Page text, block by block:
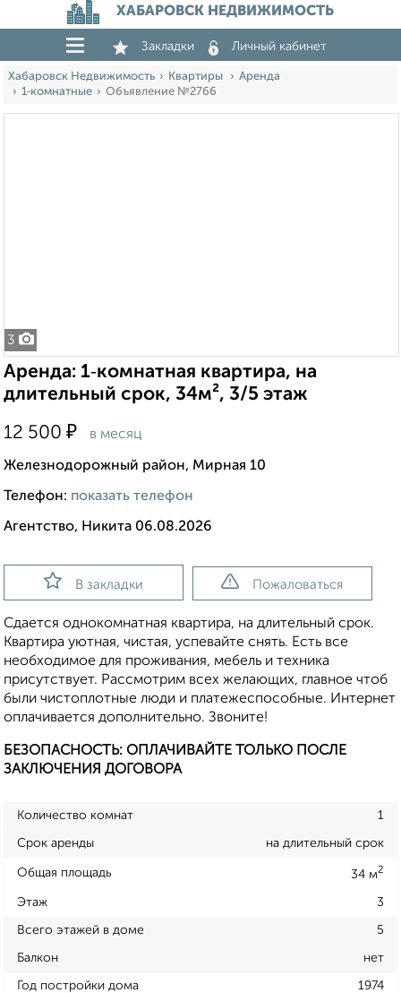
ХАБАРОВСК НЕДВИЖИМОСТЬ
Закладки Личный кабинет
Хабаровск Недвижимость Квартиры
Аренда
1‑комнатные
Объявление №2766
3
Аренда: 1‑комнатная квартира, на
длительный срок, 34м², 3/5 этаж
12 500 ₽ в месяц
Железнодорожный район, Мирная 10
Телефон: показать телефон
Агентство, Никита 06.08.2026
В закладки Пожаловаться
Сдается однокомнатная квартира, на длительный срок.
Квартира уютная, чистая, успевайте снять. Есть все
необходимое для проживания, мебель и техника
присутствует. Рассмотрим всех желающих, главное чтоб
были чистоплотные люди и платежеспособные. Интернет
оплачивается дополнительно. Звоните!
БЕЗОПАСНОСТЬ: ОПЛАЧИВАЙТЕ ТОЛЬКО ПОСЛЕ
ЗАКЛЮЧЕНИЯ ДОГОВОРА
Количество комнат 1
Срок аренды на длительный срок
Общая площадь 34 м2
Этаж 3
Всего этажей в доме 5
Балкон нет
Год постройки дома 1974